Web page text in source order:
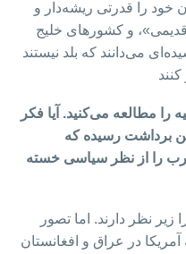
خود را قدرتی ریشه‌دار و
و کشورهای خلیج
می‌دانند که بلد نیستند
مطالعه می‌کنید. آیا فکر
برداشت رسیده که
را از نظر سیاسی خسته
نظر دارند. اما تصور
در عراق و افغانستان